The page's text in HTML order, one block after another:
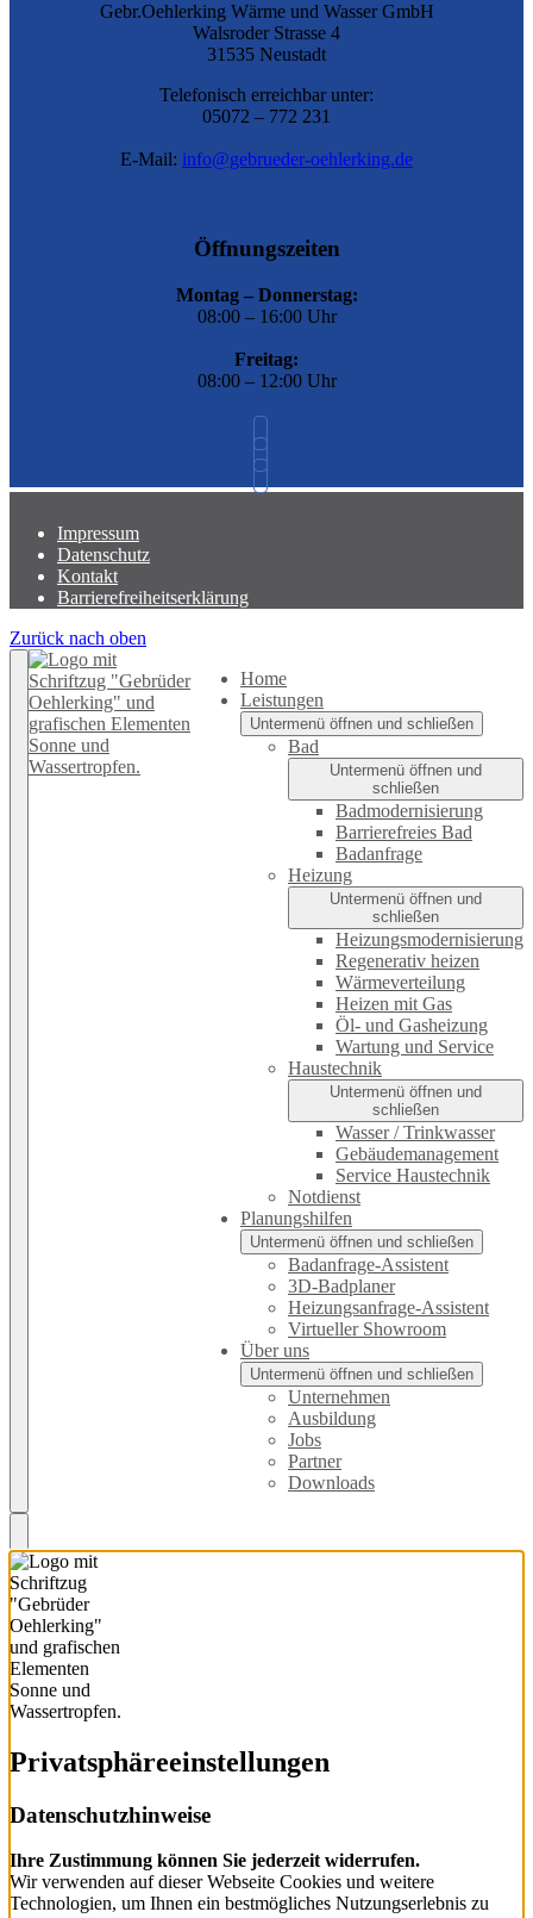
Gebr.Oehlerking Wärme und Wasser GmbH
Walsroder Strasse 4
31535 Neustadt
Telefonisch erreichbar unter:
05072 – 772 231
E-Mail: info@gebrueder-oehlerking.de
Öffnungszeiten
Montag – Donnerstag:
08:00 – 16:00 Uhr
Freitag:
08:00 – 12:00 Uhr
Impressum
Datenschutz
Kontakt
Barrierefreiheitserklärung
Zurück nach oben
Home
Leistungen
Untermenü öffnen und schließen
Bad
Untermenü öffnen und
schließen
Badmodernisierung
Barrierefreies Bad
Badanfrage
Heizung
Untermenü öffnen und
schließen
Heizungsmodernisierung
Regenerativ heizen
Wärmeverteilung
Heizen mit Gas
Öl- und Gasheizung
Wartung und Service
Haustechnik
Untermenü öffnen und
schließen
Wasser / Trinkwasser
Gebäudemanagement
Service Haustechnik
Notdienst
Planungshilfen
Untermenü öffnen und schließen
Badanfrage-Assistent
3D-Badplaner
Heizungsanfrage-Assistent
Virtueller Showroom
Über uns
Untermenü öffnen und schließen
Unternehmen
Ausbildung
Jobs
Partner
Downloads
Privatsphäre­einstellungen
Datenschutzhinweise
Ihre Zustimmung können Sie jederzeit widerrufen.
Wir verwenden auf dieser Webseite Cookies und weitere
Technologien, um Ihnen ein bestmögliches Nutzungserlebnis zu